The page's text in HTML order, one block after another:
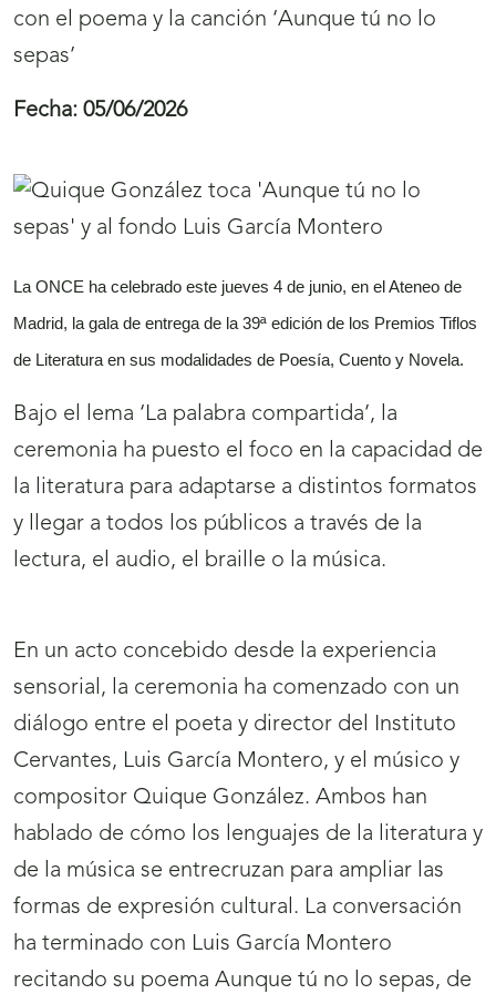
con el poema y la canción ‘Aunque tú no lo
sepas’
Fecha: 05/06/2026
La ONCE ha celebrado este jueves 4 de junio, en el Ateneo de
Madrid, la gala de entrega de la 39ª edición de los Premios Tiflos
de Literatura en sus modalidades de Poesía, Cuento y Novela.
Bajo el lema ‘La palabra compartida’, la
ceremonia ha puesto el foco en la capacidad de
la literatura para adaptarse a distintos formatos
y llegar a todos los públicos a través de la
lectura, el audio, el braille o la música.
En un acto concebido desde la experiencia
sensorial, la ceremonia ha comenzado con un
diálogo entre el poeta y director del Instituto
Cervantes, Luis García Montero, y el músico y
compositor Quique González. Ambos han
hablado de cómo los lenguajes de la literatura y
de la música se entrecruzan para ampliar las
formas de expresión cultural. La conversación
ha terminado con Luis García Montero
recitando su poema Aunque tú no lo sepas, de